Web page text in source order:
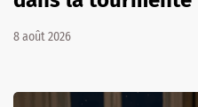
8 août 2026